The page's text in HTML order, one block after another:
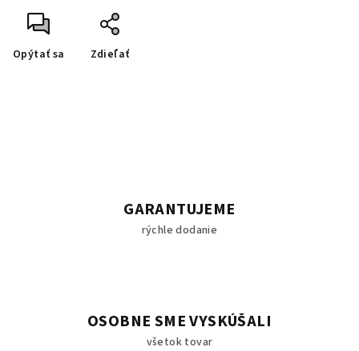
Opýtať sa Zdieľať
GARANTUJEME
rýchle dodanie
OSOBNE SME VYSKÚŠALI
všetok tovar